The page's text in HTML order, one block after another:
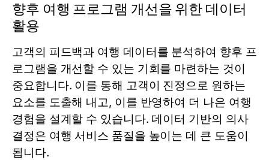
향후 여행 프로그램 개선을 위한 데이터
활용
고객의 피드백과 여행 데이터를 분석하여 향후 프
로그램을 개선할 수 있는 기회를 마련하는 것이
중요합니다. 이를 통해 고객이 진정으로 원하는
요소를 도출해 내고, 이를 반영하여 더 나은 여행
경험을 설계할 수 있습니다. 데이터 기반의 의사
결정은 여행 서비스 품질을 높이는 데 큰 도움이
됩니다.